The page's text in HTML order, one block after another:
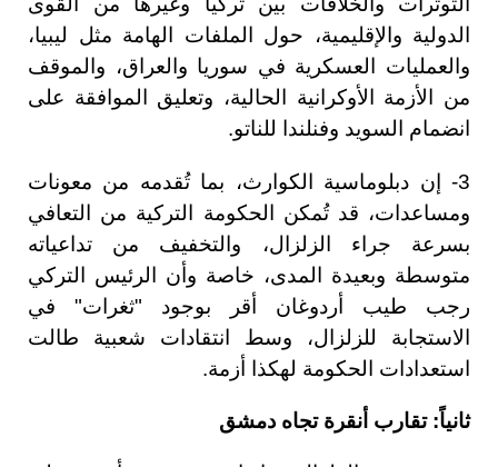
الدولية والإقليمية، حول الملفات الهامة مثل ليبيا،
والعمليات العسكرية في سوريا والعراق، والموقف
من الأزمة الأوكرانية الحالية، وتعليق الموافقة على
انضمام السويد وفنلندا للناتو.
3- إن دبلوماسية الكوارث، بما تُقدمه من معونات
ومساعدات، قد تُمكن الحكومة التركية من التعافي
بسرعة جراء الزلزال، والتخفيف من تداعياته
متوسطة وبعيدة المدى، خاصة وأن الرئيس التركي
رجب طيب أردوغان أقر بوجود "ثغرات" في
الاستجابة للزلزال، وسط انتقادات شعبية طالت
استعدادات الحكومة لهكذا أزمة.
ثانياً: تقارب أنقرة تجاه دمشق